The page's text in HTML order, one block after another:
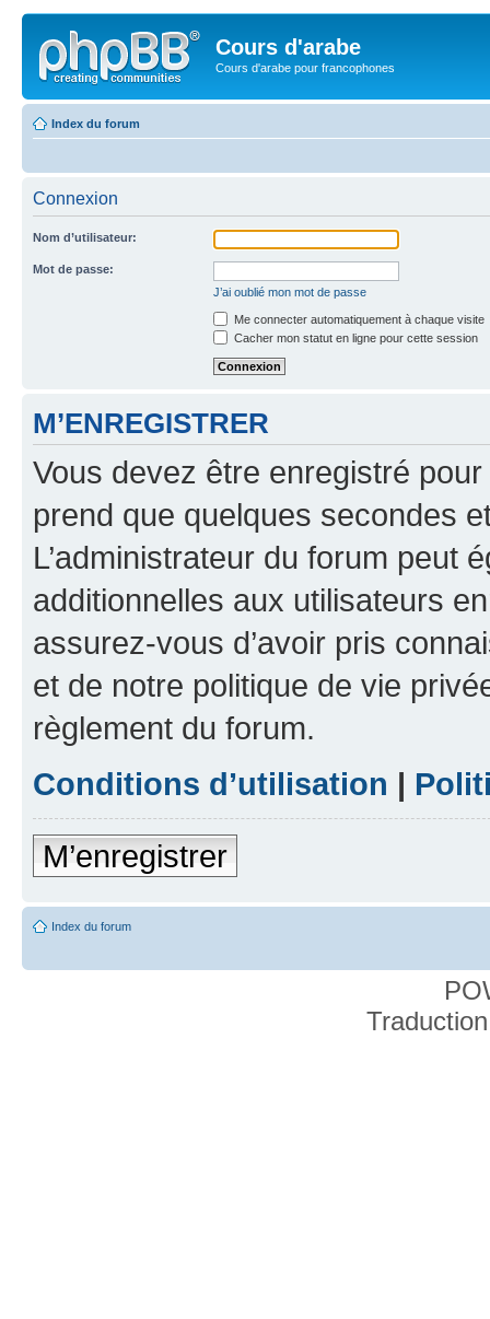
Cours d'arabe
Cours d'arabe pour francophones
Index du forum
Connexion
Nom d’utilisateur:
Mot de passe:
J’ai oublié mon mot de passe
Me connecter automatiquement à chaque visite
Cacher mon statut en ligne pour cette session
M’ENREGISTRER
Vous devez être enregistré
prend que quelques secondes
L’administrateur du forum peut
additionnelles aux utilisateurs
assurez-vous d’avoir pris
et de notre politique de vie
règlement du forum.
Conditions d’utilisation |
M’enregistrer
Index du forum